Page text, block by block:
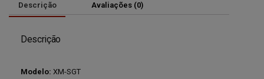
Descrição Avaliações (0)
Descrição
Modelo: XM-SGT